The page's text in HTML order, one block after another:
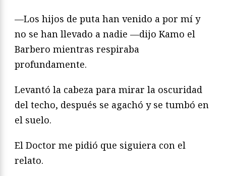
—Los hijos de puta han venido a por mí y
no se han llevado a nadie —dijo Kamo el
Barbero mientras respiraba
profundamente.
Levantó la cabeza para mirar la oscuridad
del techo, después se agachó y se tumbó en
el suelo.
El Doctor me pidió que siguiera con el
relato.